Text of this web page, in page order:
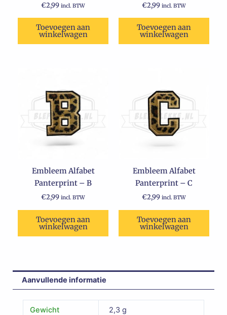
€2,99 incl. BTW
Toevoegen aan
winkelwagen
€2,99 incl. BTW
Toevoegen aan
winkelwagen
Embleem Alfabet
Panterprint – B
€2,99 incl. BTW
Toevoegen aan
winkelwagen
Embleem Alfabet
Panterprint – C
€2,99 incl. BTW
Toevoegen aan
winkelwagen
Aanvullende informatie
Gewicht 2,3 g